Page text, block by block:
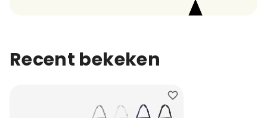
Recent bekeken